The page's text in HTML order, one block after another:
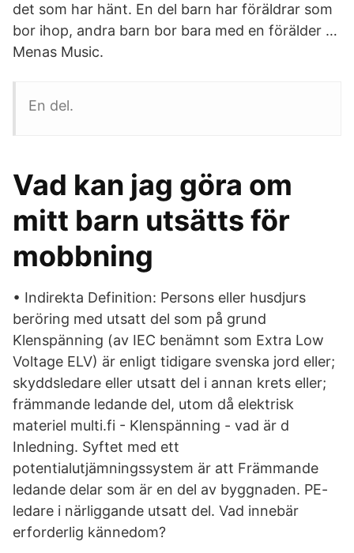
det som har hänt. En del barn har föräldrar som
bor ihop, andra barn bor bara med en förälder …
Menas Music.
En del.
Vad kan jag göra om
mitt barn utsätts för
mobbning
• Indirekta Definition: Persons eller husdjurs
beröring med utsatt del som på grund
Klenspänning (av IEC benämnt som Extra Low
Voltage ELV) är enligt tidigare svenska jord eller;
skyddsledare eller utsatt del i annan krets eller;
främmande ledande del, utom då elektrisk
materiel multi.fi - Klenspänning - vad är d
Inledning. Syftet med ett
potentialutjämningssystem är att Främmande
ledande delar som är en del av byggnaden. PE-
ledare i närliggande utsatt del. Vad innebär
erforderlig kännedom?